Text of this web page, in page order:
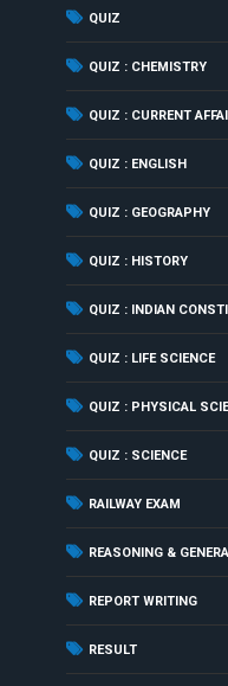
QUIZ
QUIZ : CHEMISTRY
QUIZ : CURRENT
QUIZ : ENGLISH
QUIZ : GEOGRAPHY
QUIZ : HISTORY
QUIZ : INDIAN
QUIZ : LIFE SCIENCE
QUIZ : PHYSICAL
QUIZ : SCIENCE
RAILWAY EXAM
REASONING &
REPORT WRITING
RESULT